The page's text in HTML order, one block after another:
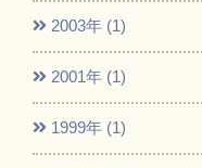
2003年 (1)
2001年 (1)
1999年 (1)